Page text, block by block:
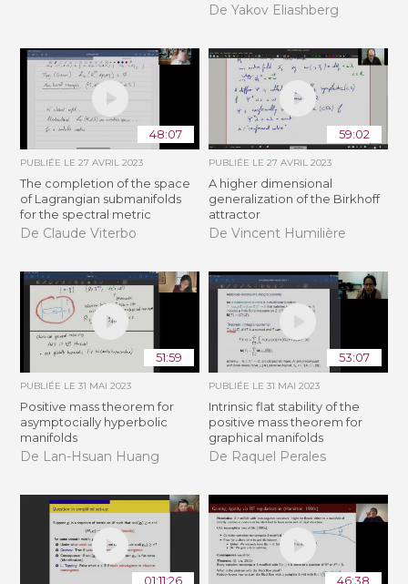
De Yakov Eliashberg
48:07
PUBLIÉE LE27 AVRIL 2023
The completion of the space
of Lagrangian submanifolds
for the spectral metric
De Claude Viterbo
59:02
PUBLIÉE LE 27 AVRIL 2023
A higher dimensional
generalization of the Birkhoff
attractor
De Vincent Humilière
51:59
PUBLIÉE LE31 MAI 2023
Positive mass theorem for
asymptocially hyperbolic
manifolds
De Lan-Hsuan Huang
53:07
PUBLIÉE LE 31 MAI 2023
Intrinsic flat stability of the
positive mass theorem for
graphical manifolds
De Raquel Perales
01:11:26 46:38